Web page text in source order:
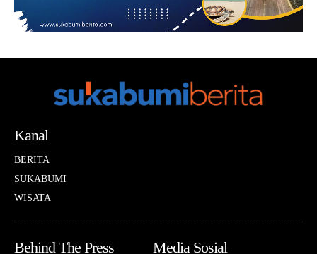
Kanal
BERITA
SUKABUMI
WISATA
Behind The Press Media Sosial